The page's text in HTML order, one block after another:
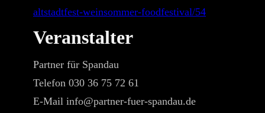
altstadtfest-weinsommer-foodfestival/54
Veranstalter
Partner für Spandau
Telefon 030 36 75 72 61
E-Mail info@partner-fuer-spandau.de